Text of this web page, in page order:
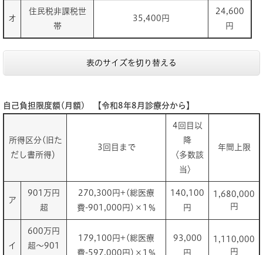
オ
住民税非課税世
帯
35,400円
24,600
円
表のサイズを切り替える
自己負担限度額(月額) 【令和8年8月診療分から】
所得区分(旧た
だし書所得）
3回目まで
4回目以
降
〈多数該
当〉
年間上限
ア
901万円
超
270,300円+(総医療
費-901,000円)×1％
140,100
円
1,680,000
円
イ
600万円
超～901
179,100円+(総医療
費-597,000円)×1％
93,000
円
1,110,000
円